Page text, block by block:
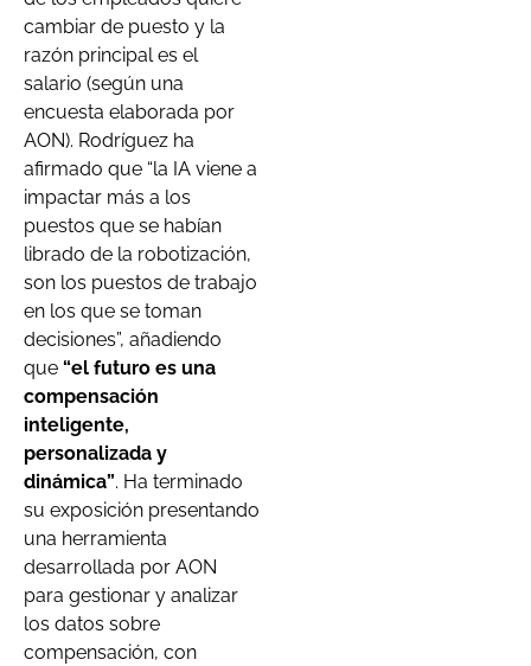
cambiar de puesto y la
razón principal es el
salario (según una
encuesta elaborada por
AON). Rodríguez ha
afirmado que “la IA viene a
impactar más a los
puestos que se habían
librado de la robotización,
son los puestos de trabajo
en los que se toman
decisiones”, añadiendo
que “el futuro es una
compensación
inteligente,
personalizada y
dinámica”. Ha terminado
su exposición presentando
una herramienta
desarrollada por AON
para gestionar y analizar
los datos sobre
compensación, con